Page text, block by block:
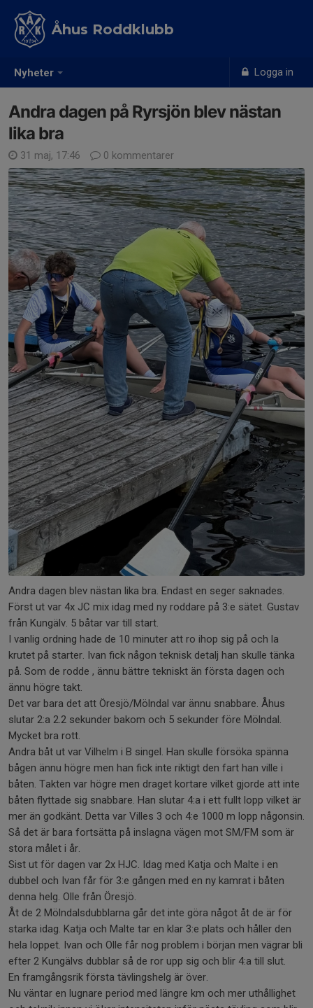
Nyheter Logga in
Åhus Roddklubb
Andra dagen på Ryrsjön blev nästan
lika bra
31 maj, 17:46 0 kommentarer
Andra dagen blev nästan lika bra. Endast en seger saknades.
Först ut var 4x JC mix idag med ny roddare på 3:e sätet. Gustav
från Kungälv. 5 båtar var till start.
I vanlig ordning hade de 10 minuter att ro ihop sig på och la
krutet på starter. Ivan fick någon teknisk detalj han skulle tänka
på. Som de rodde , ännu bättre tekniskt än första dagen och
ännu högre takt.
Det var bara det att Öresjö/Mölndal var ännu snabbare. Åhus
slutar 2:a 2.2 sekunder bakom och 5 sekunder före Mölndal.
Mycket bra rott.
Andra båt ut var Vilhelm i B singel. Han skulle försöka spänna
bågen ännu högre men han fick inte riktigt den fart han ville i
båten. Takten var högre men draget kortare vilket gjorde att inte
båten flyttade sig snabbare. Han slutar 4:a i ett fullt lopp vilket är
mer än godkänt. Detta var Villes 3 och 4:e 1000 m lopp någonsin.
Så det är bara fortsätta på inslagna vägen mot SM/FM som är
stora målet i år.
Sist ut för dagen var 2x HJC. Idag med Katja och Malte i en
dubbel och Ivan får för 3:e gången med en ny kamrat i båten
denna helg. Olle från Öresjö.
Åt de 2 Mölndalsdubblarna går det inte göra något åt de är för
starka idag. Katja och Malte tar en klar 3:e plats och håller den
hela loppet. Ivan och Olle får nog problem i början men vägrar bli
efter 2 Kungälvs dubblar så de ror upp sig och blir 4:a till slut.
En framgångsrik första tävlingshelg är över.
Nu väntar en lugnare period med längre km och mer uthållighet